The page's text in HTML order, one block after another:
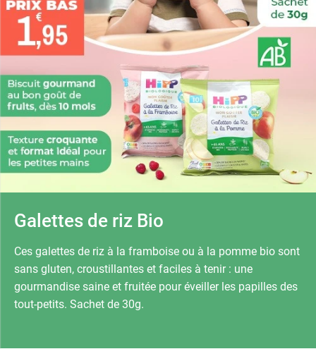
Galettes de riz Bio
Ces galettes de riz à la framboise ou à la pomme bio sont
sans gluten, croustillantes et faciles à tenir : une
gourmandise saine et fruitée pour éveiller les papilles des
tout-petits. Sachet de 30g.